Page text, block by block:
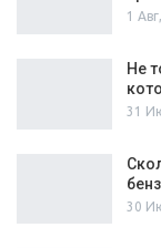
1
Не
31
30